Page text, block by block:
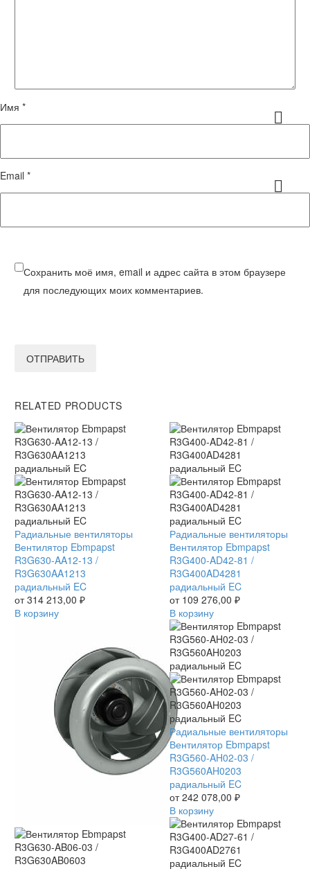
Имя *
Email *
Сохранить моё имя, email и адрес сайта в этом браузере
для последующих моих комментариев.
ОТПРАВИТЬ
RELATED PRODUCTS
Вентилятор
Ebmpapst
R3G630-
AA12-
13
/
R3G630AA1213
Радиальные вентиляторы
Вентилятор Ebmpapst
R3G630-AA12-13 /
R3G630AA1213
радиальный EC
от314 213,00 ₽
В корзину
Вентилятор
Ebmpapst
R3G400-
AD42-
81
/
R3G400AD4281
радиальный
EC
Радиальные вентиляторы
Вентилятор Ebmpapst
R3G400-AD42-81 /
R3G400AD4281
радиальный EC
от 109 276,00 ₽
В корзину
Вентилятор
Ebmpapst
R3G560-
AH02-
03
/
R3G560AH0203
радиальный
EC
Радиальные вентиляторы
Вентилятор Ebmpapst
R3G560-AH02-03 /
R3G560AH0203
радиальный EC
от242 078,00 ₽
В корзину